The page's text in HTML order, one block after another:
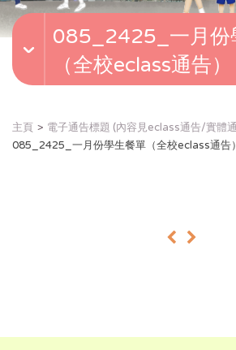
085_2425_一月份
（全校eclass通告）
主頁
電子通告標題 (內容見eclass通告/實體
085_2425_一月份學生餐單（全校eclass通告）
« »